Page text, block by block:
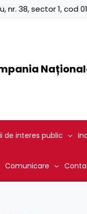
nr. 38, sector 1, cod
de interes public
Comunicare